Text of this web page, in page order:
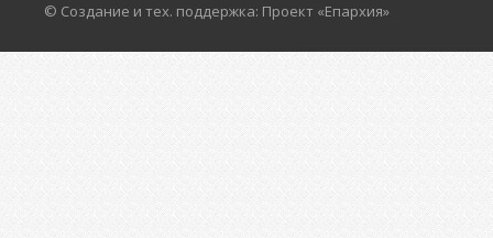
© Создание и тех. поддержка: Проект «Епархия»